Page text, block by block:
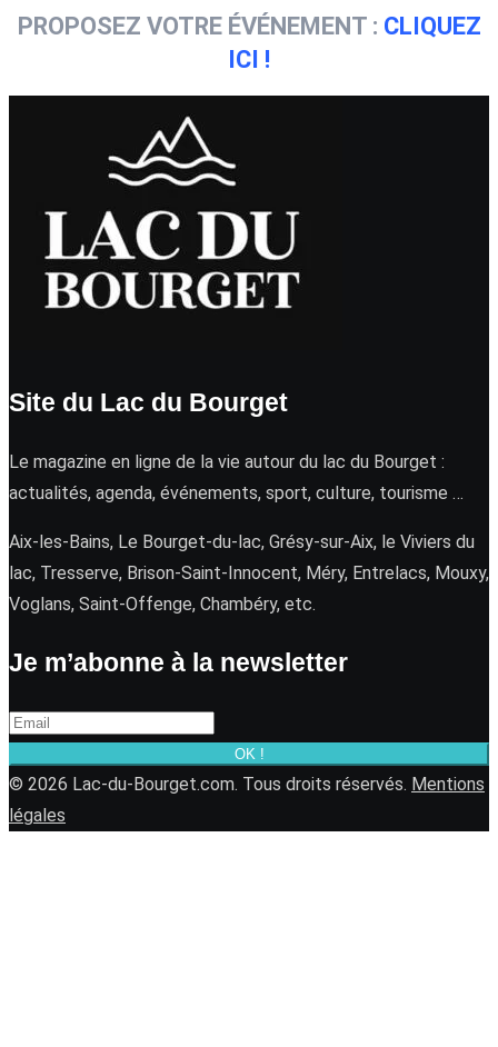
PROPOSEZ VOTRE ÉVÉNEMENT : CLIQUEZ
ICI !
Site du Lac du Bourget
Le magazine en ligne de la vie autour du lac du Bourget :
actualités, agenda, événements, sport, culture, tourisme …
Aix-les-Bains, Le Bourget-du-lac, Grésy-sur-Aix, le Viviers du
lac, Tresserve, Brison-Saint-Innocent, Méry, Entrelacs, Mouxy,
Voglans, Saint-Offenge, Chambéry, etc.
Je m’abonne à la newsletter
OK !
© 2026 Lac-du-Bourget.com. Tous droits réservés. Mentions
légales